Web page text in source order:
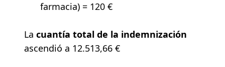
farmacia) = 120 €
La cuantía total de la indemnización
ascendió a 12.513,66 €